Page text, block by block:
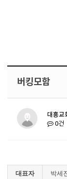
버킹모함
대흥교
0건
대표자 박세